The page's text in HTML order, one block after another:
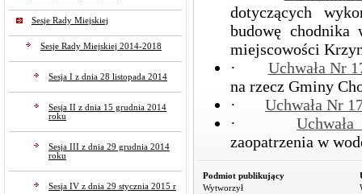
Sesje Rady Miejskiej
Sesje Rady Miejskiej 2014-2018
Sesja I z dnia 28 listopada 2014
Sesja II z dnia 15 grudnia 2014
roku
Sesja III z dnia 29 grudnia 2014
roku
Sesja IV z dnia 29 stycznia 2015 r
dotyczących
budowę
miejscowości
·
Uchwała Nr
na rzecz Gminy
·
Uchwała Nr
·
zaopatrzenia w
Podmiot publikujący
Wytworzył